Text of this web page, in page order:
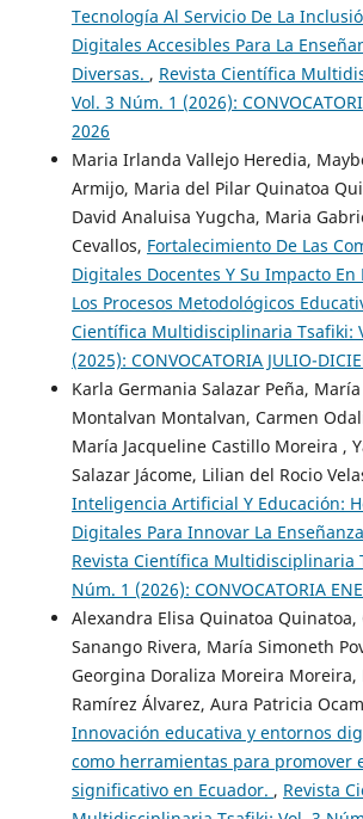
Tecnología Al Servicio De La
Digitales Accesibles Para La
Diversas. , Revista Científica
Vol. 3 Núm. 1 (2026):
2026
Maria Irlanda Vallejo Heredia,
Armijo, Maria del Pilar Quinatoa
David Analuisa Yugcha, Maria
Cevallos, Fortalecimiento De Las
Digitales Docentes Y Su Impacto
Los Procesos Metodológicos
Científica Multidisciplinaria Tsafiki:
(2025): CONVOCATORIA JULIO-
Karla Germania Salazar Peña,
Montalvan Montalvan, Carmen
María Jacqueline Castillo Moreira ,
Salazar Jácome, Lilian del Rocio
Inteligencia Artificial Y Educación:
Digitales Para Innovar La
Revista Científica Multidisciplinaria
Núm. 1 (2026): CONVOCATORIA
Alexandra Elisa Quinatoa Quinatoa,
Sanango Rivera, María Simoneth
Georgina Doraliza Moreira Moreira,
Ramírez Álvarez, Aura Patricia
Innovación educativa y entornos
como herramientas para promover
significativo en Ecuador. , Revista